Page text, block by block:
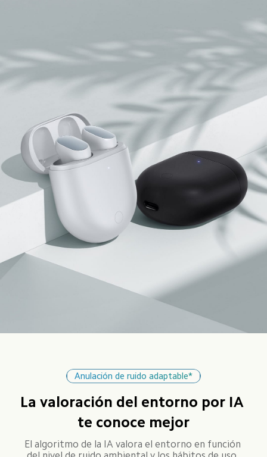
Anulación de ruido adaptable*
La valoración del entorno por IA
te conoce mejor
El algoritmo de la IA valora el entorno en función